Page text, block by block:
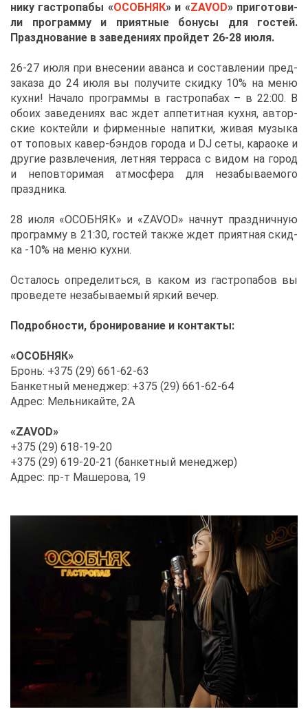
ни­ку га­стро­па­бы «ОCОБ­НЯК» и «ZAVOD» при­го­то­ви­
ли про­грам­му и при­ят­ные бо­ну­сы для го­стей.
Празд­но­ва­ние в за­ве­де­ни­ях прой­дет 26-28 июля.
26-27 июля при вне­се­нии аван­са и со­став­ле­нии пред­
за­ка­за до 24 июля вы по­лу­чи­те скид­ку 10% на ме­ню
кух­ни! На­ча­ло про­грам­мы в га­стро­па­бах – в 22:00. В
обо­их за­ве­де­ни­ях вас ждет ап­пе­тит­ная кух­ня, ав­тор­
ские кок­тей­ли и фир­мен­ные на­пит­ки, жи­вая му­зы­ка
от то­по­вых ка­вер-бэн­дов го­ро­да и DJ се­ты, ка­ра­оке и
дру­гие раз­вле­че­ния, лет­няя тер­ра­са с ви­дом на го­род
и непо­вто­ри­мая ат­мо­сфе­ра для неза­бы­ва­е­мо­го
празд­ни­ка.
28 июля «ОCОБ­НЯК» и «ZAVOD» нач­нут празд­нич­ную
про­грам­му в 21:30, го­стей та­к­же ждет при­ят­ная скид­
ка -10% на ме­ню кух­ни.
Оста­лось опре­де­лить­ся, в ка­ком из га­стро­па­бов вы
про­ве­де­те неза­бы­ва­е­мый яр­кий ве­чер.
По­дроб­но­сти, бро­ни­ро­ва­ние и кон­так­ты:
«ОCОБ­НЯК»
Бронь: +375 (29) 661-62-63
Бан­кет­ный ме­не­джер: +375 (29) 661-62-64
Ад­рес: Мель­ни­кай­те, 2А
«ZAVOD»
+375 (29) 618-19-20
+375 (29) 619-20-21 (бан­кет­ный ме­не­джер)
Ад­рес: пр-т Ма­ше­ро­ва, 19